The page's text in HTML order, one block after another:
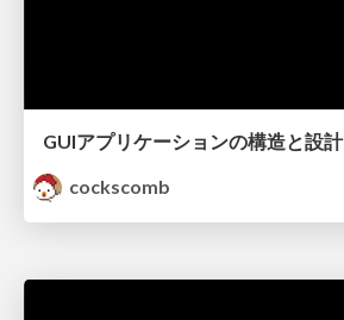
GUIアプリケーションの構造と設計
cockscomb